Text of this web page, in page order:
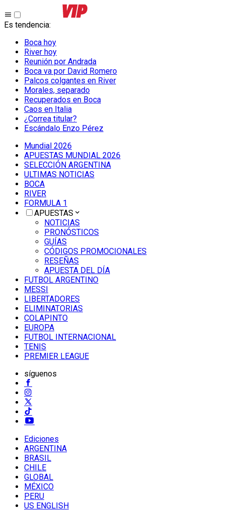
Es tendencia:
Boca hoy
River hoy
Reunión por Andrada
Boca va por David Romero
Palcos colgantes en River
Morales, separado
Recuperados en Boca
Caos en Italia
¿Correa titular?
Escándalo Enzo Pérez
Mundial 2026
APUESTAS MUNDIAL 2026
SELECCIÓN ARGENTINA
ULTIMAS NOTICIAS
BOCA
RIVER
FORMULA 1
APUESTAS
NOTICIAS
PRONÓSTICOS
GUÍAS
CÓDIGOS PROMOCIONALES
RESEÑAS
APUESTA DEL DÍA
FUTBOL ARGENTINO
MESSI
LIBERTADORES
ELIMINATORIAS
COLAPINTO
EUROPA
FUTBOL INTERNACIONAL
TENIS
PREMIER LEAGUE
síguenos
Ediciones
ARGENTINA
BRASIL
CHILE
GLOBAL
MÉXICO
PERU
US ENGLISH